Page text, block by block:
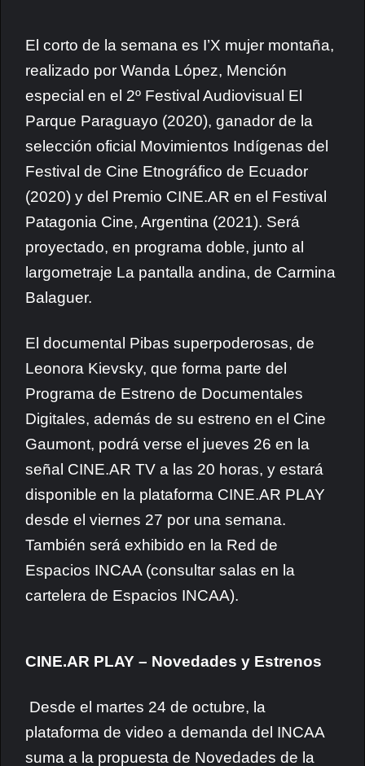
El corto de la semana es I’X mujer montaña,
realizado por Wanda López, Mención
especial en el 2º Festival Audiovisual El
Parque Paraguayo (2020), ganador de la
selección oficial Movimientos Indígenas del
Festival de Cine Etnográfico de Ecuador
(2020) y del Premio CINE.AR en el Festival
Patagonia Cine, Argentina (2021). Será
proyectado, en programa doble, junto al
largometraje La pantalla andina, de Carmina
Balaguer.
El documental Pibas superpoderosas, de
Leonora Kievsky, que forma parte del
Programa de Estreno de Documentales
Digitales, además de su estreno en el Cine
Gaumont, podrá verse el jueves 26 en la
señal CINE.AR TV a las 20 horas, y estará
disponible en la plataforma CINE.AR PLAY
desde el viernes 27 por una semana.
También será exhibido en la Red de
Espacios INCAA (consultar salas en la
cartelera de Espacios INCAA).
CINE.AR PLAY – Novedades y Estrenos
Desde el martes 24 de octubre, la
plataforma de video a demanda del INCAA
suma a la propuesta de Novedades de la